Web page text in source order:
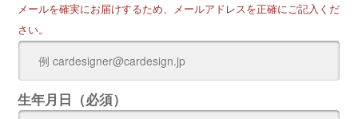
メールを確実にお届けするため、メールアドレスを正確にご記入くだ
さい。
生年月日（必須）